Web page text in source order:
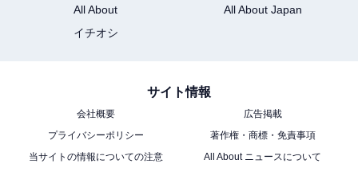
All About
All About Japan
イチオシ
サイト情報
会社概要
広告掲載
プライバシーポリシー
著作権・商標・免責事項
当サイトの情報についての注意
All About ニュースについて